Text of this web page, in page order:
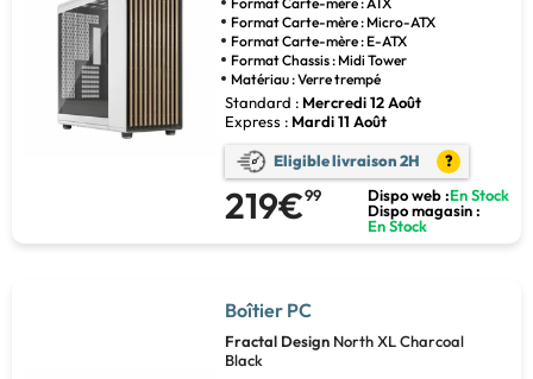
Format Carte-mère : Micro-ATX
Format Carte-mère : E-ATX
Format Chassis : Midi Tower
Matériau : Verre trempé
Standard : Mercredi 12 Août
Express : Mardi 11 Août
Eligible livraison 2H ?
219€99 Dispo web :En Stock
Dispo magasin :
En Stock
Boîtier PC
Fractal Design North XL Charcoal
Black